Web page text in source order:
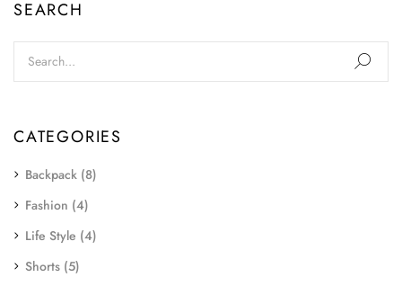
SEARCH
CATEGORIES
Backpack (8)
Fashion (4)
Life Style (4)
Shorts (5)